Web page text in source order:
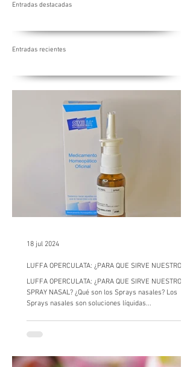
Entradas destacadas
Entradas recientes
LUFFA OPERCULATA: ¿PARA QUE SIRVE NUESTRO
LUFFA OPERCULATA: ¿PARA QUE SIRVE NUESTRO
SPRAY NASAL? ¿Qué son los Sprays nasales? Los
Sprays nasales son soluciones líquidas...
18 jul 2024